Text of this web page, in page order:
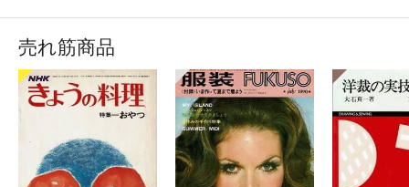
売れ筋商品